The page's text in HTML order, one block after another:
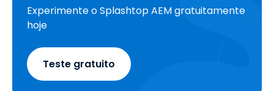
Experimente o Splashtop AEM gratuitamente
hoje
Teste gratuito